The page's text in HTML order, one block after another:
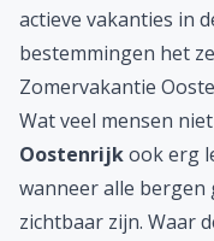
actieve vakanties in
bestemmingen het
Zomervakantie
Wat veel mensen
Oostenrijkook erg
wanneer alle bergen
zichtbaar zijn. Waar